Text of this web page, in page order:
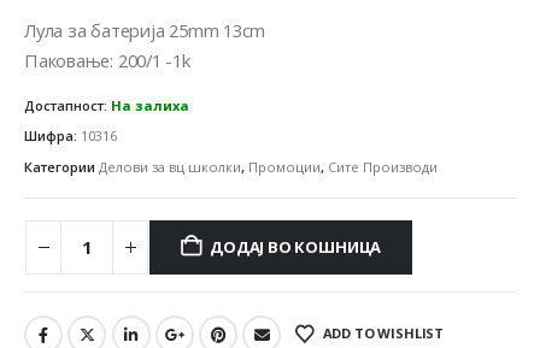
was:
220.00 ден.
Лула за батерија 25mm 13cm
Паковање: 200/1 -1k
Достапност: На залиха
Шифра: 10316
Категории Делови за вц школки, Промоции, Сите Производи
ДОДАЈ ВО КОШНИЦА
ADD TO WISHLIST